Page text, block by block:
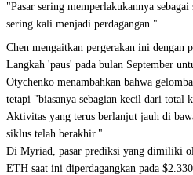
"Pasar sering memperlakukannya
sering kali menjadi perdagangan."
Chen mengaitkan pergerakan ini dengan
Langkah 'paus' pada bulan September
Otychenko menambahkan bahwa
tetapi "biasanya sebagian kecil dari total
Aktivitas yang terus berlanjut jauh di
siklus telah berakhir."
Di Myriad, pasar prediksi yang dimiliki
ETH saat ini diperdagangkan pada